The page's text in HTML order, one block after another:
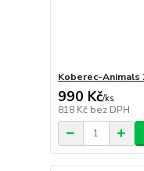
Koberec-Animals
990 Kč/ks
818 Kč bez DPH